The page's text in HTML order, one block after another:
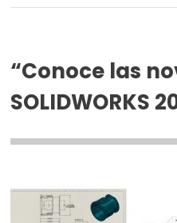
“Conoce las
SOLIDWORKS